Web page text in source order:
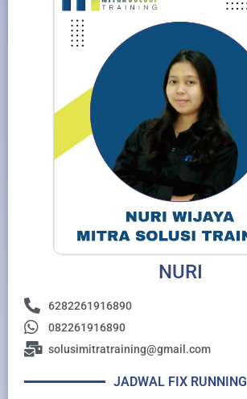
NURI
6282261916890
082261916890
solusimitratraining@gmail.com
JADWAL FIX RUNNING